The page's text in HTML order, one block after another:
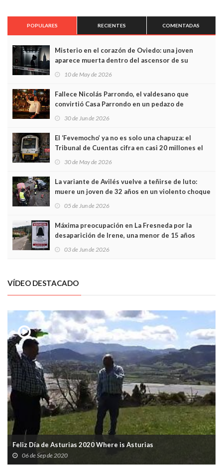
POPULARES RECIENTES COMENTADAS
Misterio en el corazón de Oviedo: una joven
aparece muerta dentro del ascensor de su
edificio y las cámaras captan sus últimos minutos
10 de May de 2026
Fallece Nicolás Parrondo, el valdesano que
convirtió Casa Parrondo en un pedazo de
Asturias en Madrid
30 de Jun de 2026
El ‘Fevemocho’ ya no es solo una chapuza: el
Tribunal de Cuentas cifra en casi 20 millones el
sobrecoste de los trenes que no cabían por los
30 de May de 2026
La variante de Avilés vuelve a teñirse de luto:
muere un joven de 32 años en un violento choque
frontal
05 de Jun de 2026
Máxima preocupación en La Fresneda por la
desaparición de Irene, una menor de 15 años
03 de Jun de 2026
VÍDEO DESTACADO
Feliz Día de Asturias 2020 Where is Asturias
06 de Sep de 2020